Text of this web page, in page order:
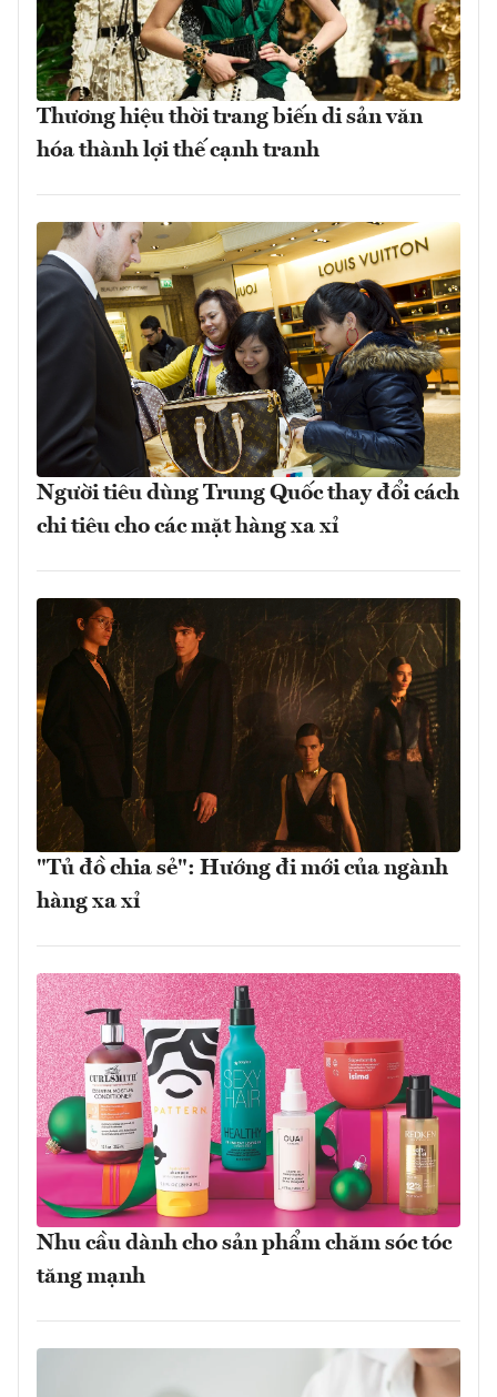
Thương hiệu thời trang biến di sản văn
hóa thành lợi thế cạnh tranh
Người tiêu dùng Trung Quốc thay đổi cách
chi tiêu cho các mặt hàng xa xỉ
"Tủ đồ chia sẻ": Hướng đi mới của ngành
hàng xa xỉ
Nhu cầu dành cho sản phẩm chăm sóc tóc
tăng mạnh